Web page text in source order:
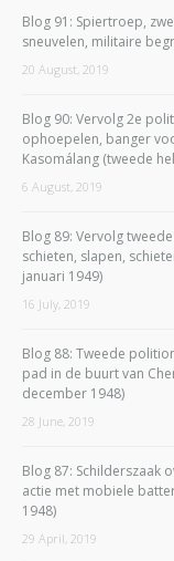
Blog 91: Spiertroep,
sneuvelen, militaire
20 August, 2019
Blog 90: Vervolg 2e
ophoepelen, banger
Kasomálang (tweede
6 August, 2019
Blog 89: Vervolg
schieten, slapen,
januari 1949)
16 July, 2019
Blog 88: Tweede
pad in de buurt van
december 1948)
28 June, 2019
Blog 87: Schilderszaak
actie met mobiele
1948)
29 April, 2019